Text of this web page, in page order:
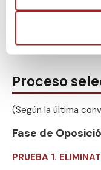
Proceso
(Según la última
Fase de
PRUEBA 1.